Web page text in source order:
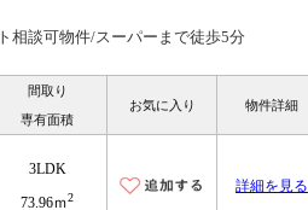
相談可物件/スーパーまで徒歩5分
間取り
専有面積
お気に入り 物件詳細
3LDK
73.96ｍ2
詳細を見る